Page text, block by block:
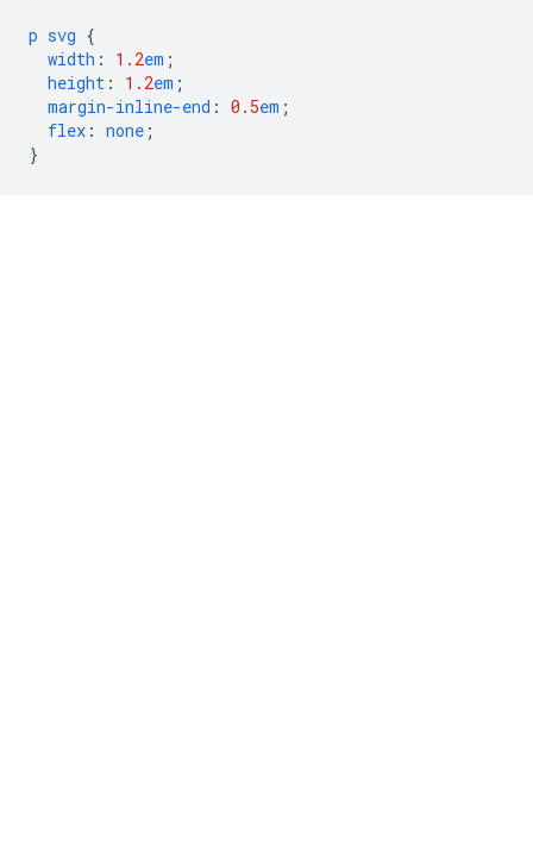
p svg {
width : 1.2em ;
height : 1.2em ;
margin-inline-end : 0.5em ;
flex : none ;
}